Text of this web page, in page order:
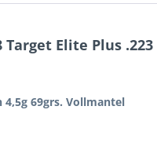
Elite Plus
4,5g 69grs. Vollmantel